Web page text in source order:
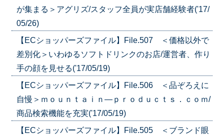
が集まる＞アグリズ/スタッフ全員が実店舗経験者('17/
05/26)
【ECショッパーズファイル】File.507 ＜価格以外で
差別化＞いわゆるソフトドリンクのお店/運営者、作り
手の顔を見せる('17/05/19)
【ECショッパーズファイル】File.506 ＜品ぞろえに
自慢＞ｍｏｕｎｔａｉｎ―ｐｒｏｄｕｃｔｓ．ｃｏｍ/
商品検索機能を充実('17/05/19)
【ECショッパーズファイル】File.505 ＜ブランド眼